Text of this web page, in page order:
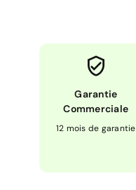
Garantie
Commerciale
12 mois de garantie